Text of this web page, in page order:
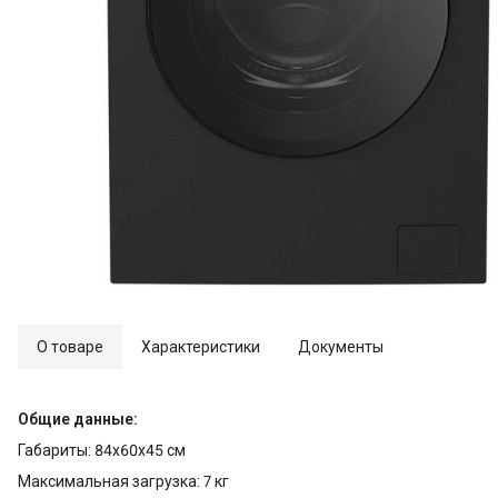
О товаре Характеристики Документы
Общие данные:
Габариты: 84x60x45 см
Максимальная загрузка: 7 кг